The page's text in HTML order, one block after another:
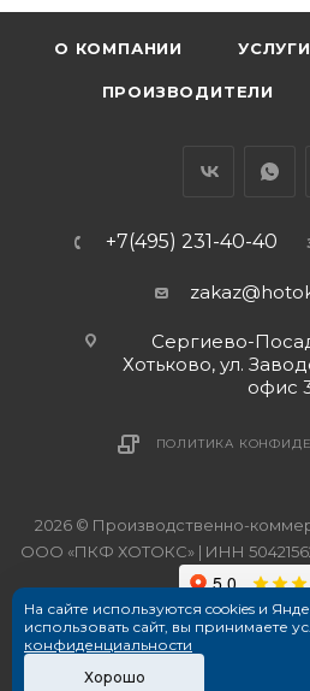
О КОМПАНИИ УСЛУГИ
ПРОИЗВОДИТЕЛИ
+7(495) 231-40-40
Сергиево-
Хотьково, ул.
офис
ПОЛИТИКА
2026 © Производственно-
ООО «ПКФ ХОТОКС» | ИНН
На сайте используются cookies и
использовать сайт, вы принимаете
конфиденциальности
Хорошо